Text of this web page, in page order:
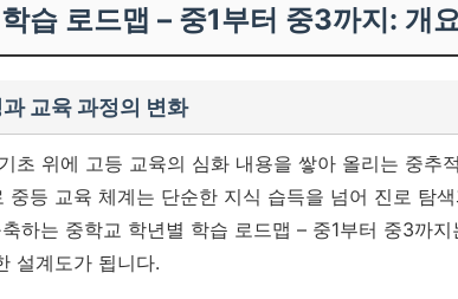
습 로드맵 – 중1부터 중3까지: 개
교육 과정의 변화
초 위에 고등 교육의 심화 내용을 쌓아 올리는 중추
중등 교육 체계는 단순한 지식 습득을 넘어 진로 탐
하는 중학교 학년별 학습 로드맵 – 중1부터 중3까
설계도가 됩니다.